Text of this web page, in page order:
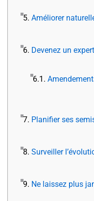
5. Améliorer
6. Devenez un
6.1.
7. Planifier ses
8. Surveiller
9. Ne laissez plus